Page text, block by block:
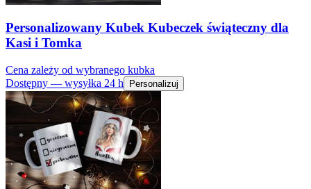
Personalizowany Kubek Kubeczek świąteczny dla
Kasi i Tomka
Cena zależy od wybranego kubka
Dostępny — wysyłka 24 h
Personalizuj